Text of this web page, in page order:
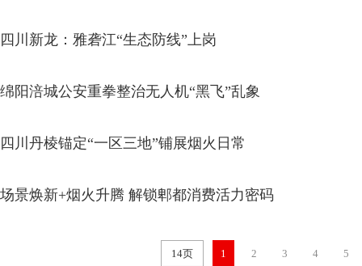
四川新龙：雅砻江“生态防线”上岗
绵阳涪城公安重拳整治无人机“黑飞”乱象
四川丹棱锚定“一区三地”铺展烟火日常
场景焕新+烟火升腾 解锁郫都消费活力密码
14页 1 2 3 4 5